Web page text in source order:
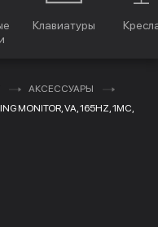
Клавиатуры
АКСЕССУАРЫ
MONITOR, VA, 165HZ, 1MC,